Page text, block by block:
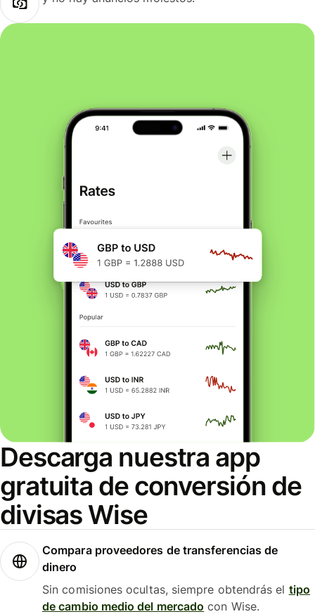
Descarga nuestra app
gratuita de conversión de
divisas Wise
Compara proveedores de transferencias de
dinero
Sin comisiones ocultas, siempre obtendrás el tipo
de cambio medio del mercado con Wise.